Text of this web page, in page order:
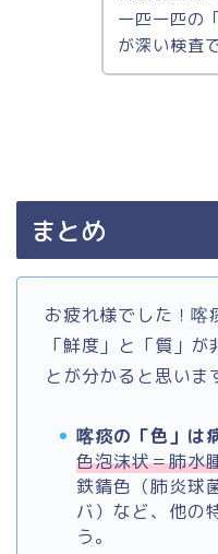
一匹一匹の
が深い検査
まとめ
お疲れ様でした！喀
「鮮度」と「質」
とが分かると思いま
喀痰の「色」は
色泡沫状＝肺水
鉄錆色（肺炎球
バ）など、他の
う。